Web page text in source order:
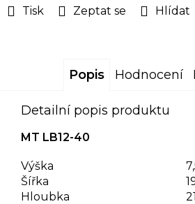
Tisk Zeptat se Hlídat
Popis Hodnocení
Detailní popis produktu
MT LB12-40
Výška
Šířka
Hloubka